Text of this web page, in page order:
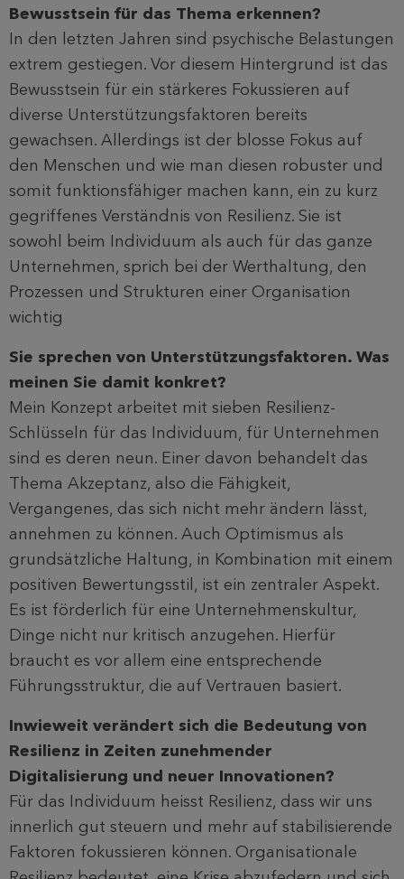
Bewusstsein für das Thema erkennen?
In den letzten Jahren sind psychische Belastungen
extrem gestiegen. Vor diesem Hintergrund ist das
Bewusstsein für ein stärkeres Fokussieren auf
diverse Unterstützungsfaktoren bereits
gewachsen. Allerdings ist der blosse Fokus auf
den Menschen und wie man diesen robuster und
somit funktionsfähiger machen kann, ein zu kurz
gegriffenes Verständnis von Resilienz. Sie ist
sowohl beim Individuum als auch für das ganze
Unternehmen, sprich bei der Werthaltung, den
Prozessen und Strukturen einer Organisation
wichtig
Sie sprechen von Unterstützungsfaktoren. Was
meinen Sie damit konkret?
Mein Konzept arbeitet mit sieben Resilienz-
Schlüsseln für das Individuum, für Unternehmen
sind es deren neun. Einer davon behandelt das
Thema Akzeptanz, also die Fähigkeit,
Vergangenes, das sich nicht mehr ändern lässt,
annehmen zu können. Auch Optimismus als
grundsätzliche Haltung, in Kombination mit einem
positiven Bewertungsstil, ist ein zentraler Aspekt.
Es ist förderlich für eine Unternehmenskultur,
Dinge nicht nur kritisch anzugehen. Hierfür
braucht es vor allem eine entsprechende
Führungsstruktur, die auf Vertrauen basiert.
Inwieweit verändert sich die Bedeutung von
Resilienz in Zeiten zunehmender
Digitalisierung und neuer Innovationen?
Für das Individuum heisst Resilienz, dass wir uns
innerlich gut steuern und mehr auf stabilisierende
Faktoren fokussieren können. Organisationale